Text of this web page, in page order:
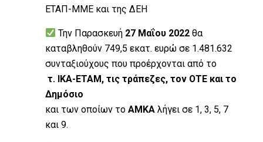
ΕΤΑΠ-ΜΜΕ και της ΔΕΗ
Την Παρασκευή 27 Μαΐου 2022θα
καταβληθούν 749,5 εκατ. ευρώ σε 1.481.632
συνταξιούχους που προέρχονται από το
τ. ΙΚΑ-ΕΤΑΜ, τις τράπεζες, τον ΟΤΕ και το
Δημόσιο
και των οποίων το ΑΜΚΑλήγει σε 1, 3, 5, 7
και 9.